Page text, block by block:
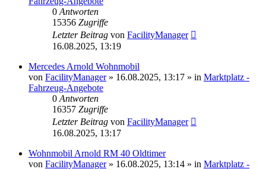
0Antworten
15356 Zugriffe
Letzter Beitrag von FacilityManager
16.08.2025, 13:19
Mercedes Arnold Wohnmobil
von FacilityManager» 16.08.2025, 13:17 » in Marktplatz -
Fahrzeug-Angebote
0Antworten
16357 Zugriffe
Letzter Beitrag von FacilityManager
16.08.2025, 13:17
Wohnmobil Arnold RM 40 Oldtimer
von FacilityManager» 16.08.2025, 13:14 » in Marktplatz -